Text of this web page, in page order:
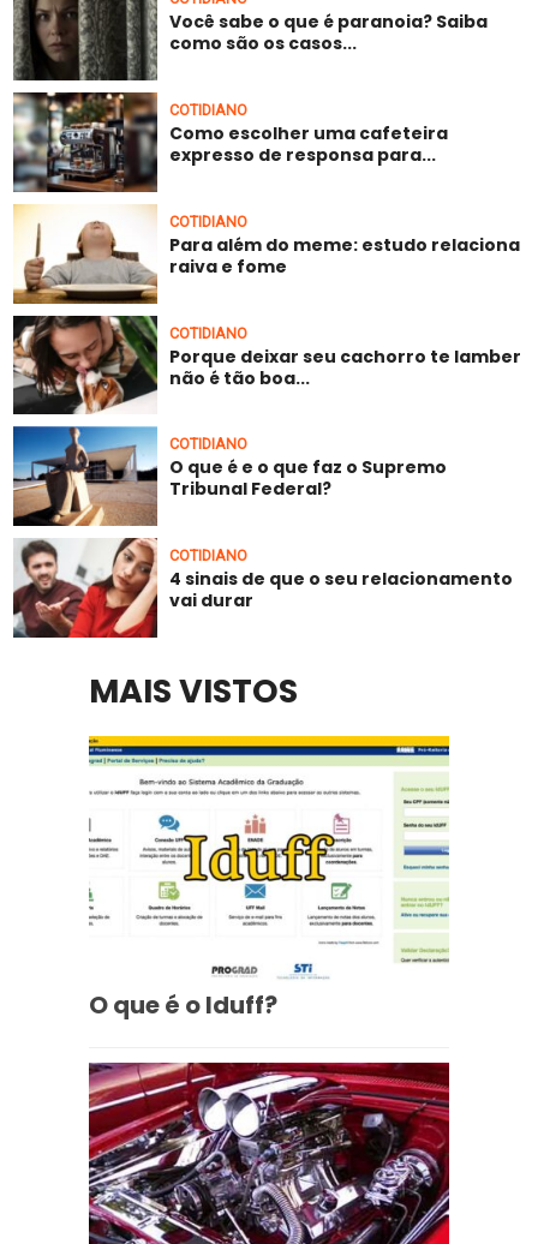
Você sabe o que é paranoia? Saiba
como são os casos...
COTIDIANO
Como escolher uma cafeteira
expresso de responsa para...
COTIDIANO
Para além do meme: estudo relaciona
raiva e fome
COTIDIANO
Porque deixar seu cachorro te lamber
não é tão boa...
COTIDIANO
O que é e o que faz o Supremo
Tribunal Federal?
COTIDIANO
4 sinais de que o seu relacionamento
vai durar
MAIS VISTOS
O que é o Iduff?